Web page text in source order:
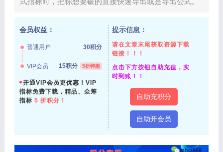
会员权益：
普通用户 30积分
VIP会员 15积分 5折特惠
开通VIP会员更优惠！VIP
指标免费下载，精品、众筹
指标 5 折积分！
提示信息：
请在文章末尾获取资源下载
链接！！！
点击下方按钮自助充值，实
时到账！！
自助充积分
自助开会员